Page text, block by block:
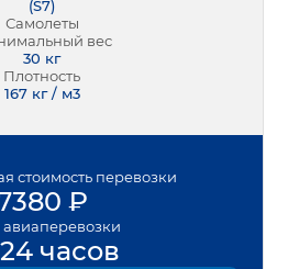
(S7)
Самолеты
вес
30 кг
Плотность
167 кг / м3
стоимость перевозки
₽
авиаперевозки
часов